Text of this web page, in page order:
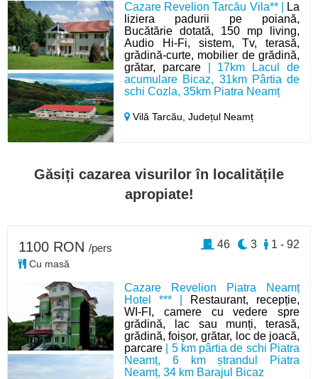
Cazare Revelion Tarcău Vila** |
La
liziera padurii pe poiană,
Bucătărie dotată, 150 mp living,
Audio Hi-Fi, sistem, Tv, terasă,
grădină-curte, mobilier de grădină,
grătar, parcare| 17km Lacul de
acumulare Bicaz, 31km Pârtia de
schi Cozla, 35km Piatra Neamț
Vilă Tarcău,Județul Neamț
Găsiți cazarea visurilor în localitățile
apropiate!
Cazare Revelion Piatra Neamț
Hotel *** |
Restaurant, recepție,
WI-FI, camere cu vedere spre
grădină, lac sau munți, terasă,
grădină, foișor, grătar, loc de joacă,
parcare | 5 km pârtia de schi Piatra
Neamț, 6 km ștrandul Piatra
Neamț, 34 km Barajul Bicaz
1100 RON /pers
Cu masă
1 - 92
3
46